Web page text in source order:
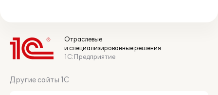
Отраслевые
и специализированные решения
1С:Предприятие
Другие сайты 1С